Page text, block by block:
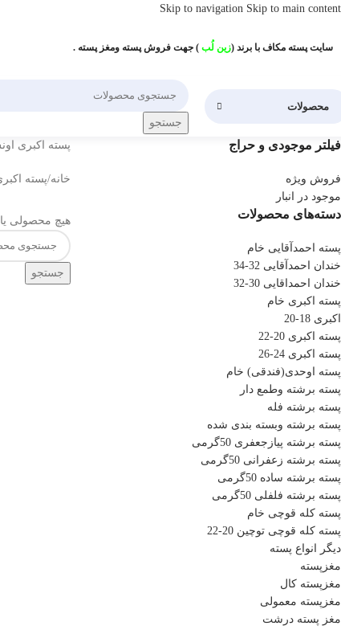
Skip to navigation Skip to main content
سایت پسته مکاف با برند (زین لُب ) جهت فروش پسته ومغز پسته .
محصولات
جستجو
فیلتر موجودی و حراج
فروش ویژه
موجود در انبار
دسته‌های محصولات
پسته احمدآقایی خام
خندان احمدآقایی 32-34
خندان احمداقایی 30-32
پسته اکبری خام
اکبری 18-20
پسته اکبری 20-22
پسته اکبری 24-26
پسته اوحدی(فندقی) خام
پسته برشته وطمع دار
پسته برشته فله
پسته برشته وبسته بندی شده
پسته برشته پیازجعفری 50گرمی
پسته برشته زعفرانی 50گرمی
پسته برشته ساده 50گرمی
پسته برشته فلفلی 50گرمی
پسته کله قوچی خام
پسته کله قوچی توچین 20-22
دیگر انواع پسته
مغزپسته
مغزپسته کال
مغزپسته معمولی
مغز پسته درشت
پسته اکبری اونس
خانه/پسته
هیچ محصولی
جستجو